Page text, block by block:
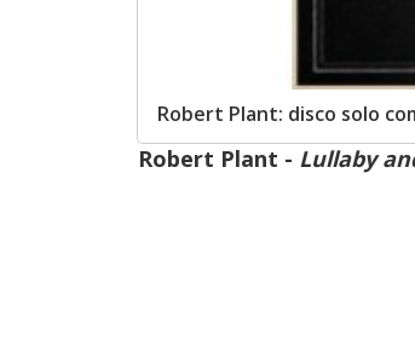
Robert Plant: disco solo
Robert Plant - Lullaby